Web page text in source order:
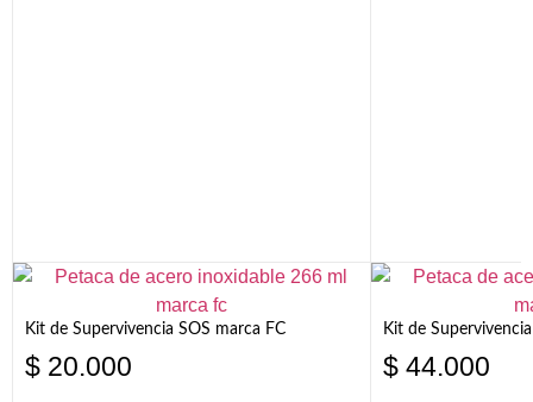
Kit de Supervivencia SOS marca FC
$ 20.000
Kit de
$ 44.000